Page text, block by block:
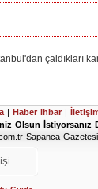
çaldıkları
| Haber ihbar |
Olsun İstiyorsanız
Sapanca Gazetesi